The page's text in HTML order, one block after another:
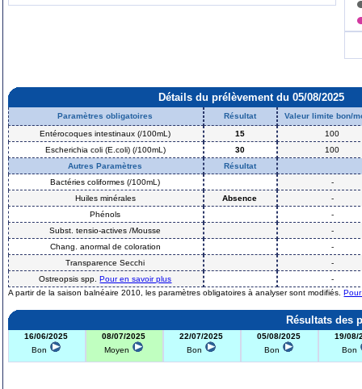
Détails du prélèvement du 05/08/2025
Paramètres obligatoires Résultat
Valeur limite bon/
Entérocoques intestinaux (/100mL)
15
100
Escherichia coli (E.coli) (/100mL)
30
100
Autres Paramètres
Résultat
Bactéries coliformes (/100mL)
-
Huiles minérales
Absence
-
Phénols
-
Subst. tensio-actives /Mousse
-
Chang. anormal de coloration
-
Transparence Secchi
-
Ostreopsis spp.Pour en savoir plus
-
A partir de la saison balnéaire 2010, les paramètres obligatoires à analyser sont modifiés.
Résultats des
16/06/2025
Bon
08/07/2025
Moyen
22/07/2025
Bon
05/08/2025
Bon
19/08/
Bon